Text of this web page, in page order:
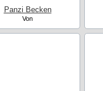
Panzi Becken
Von